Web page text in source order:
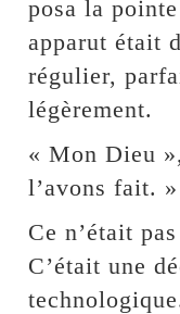
posa la
apparut était
régulier,
légèrement.
« Mon Dieu
l’avons fait. »
Ce n’était
C’était une